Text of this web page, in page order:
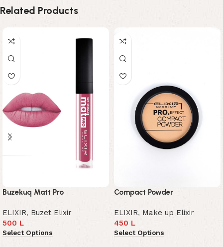
Related Products
Buzekuq Matt Pro
ELIXIR, Buzet Elixir
500 L
Select Options
Compact Powder
ELIXIR, Make up Elixir
450 L
Select Options